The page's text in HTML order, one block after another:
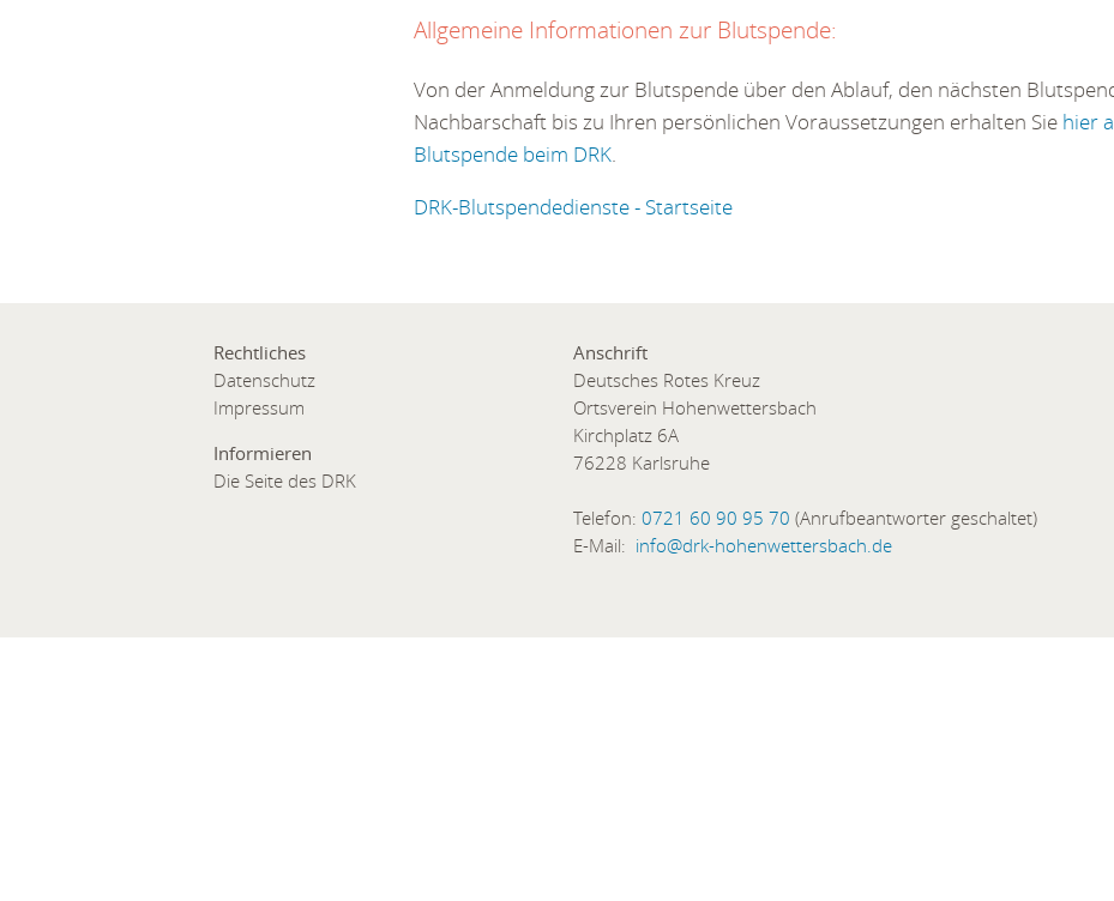
Allgemeine Informationen zur Blutspende:
Von der Anmeldung zur Blutspende über den Ablauf, den nächsten
Nachbarschaft bis zu Ihren persönlichen Voraussetzungen erhalten Sie hier
Blutspende beim DRK.
DRK-Blutspendedienste - Startseite
Rechtliches
Datenschutz
Impressum
Informieren
Die Seite des DRK
Anschrift
Deutsches Rotes Kreuz
Ortsverein Hohenwettersbach
Kirchplatz 6A
76228 Karlsruhe
Telefon:0721 60 90 95 70 (Anrufbeantworter geschaltet)
E-Mail: info@drk-hohenwettersbach.de